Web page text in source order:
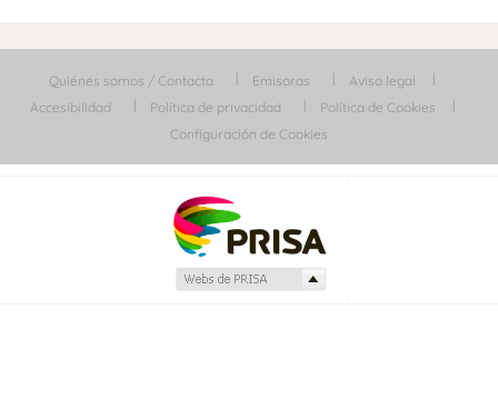
Quiénes somos / Contacta Emisoras
Aviso legal
Accesibilidad
Política de privacidad
Política de Cookies
Configuración de Cookies